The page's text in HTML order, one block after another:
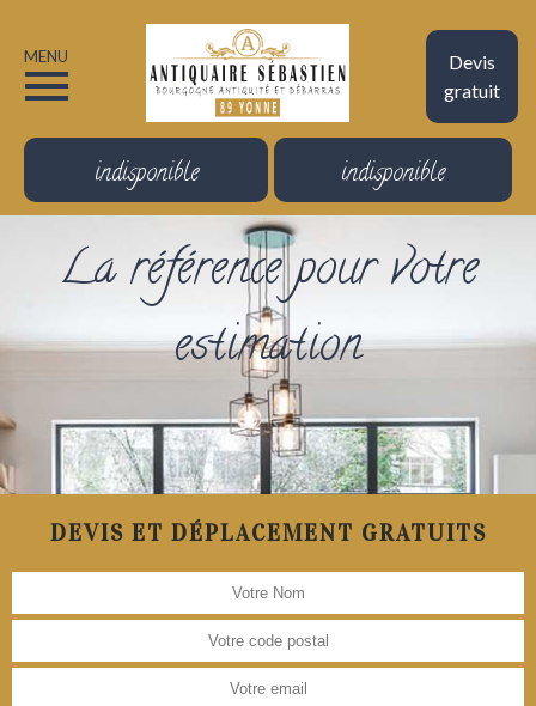
Devis
gratuit
MENU
indisponible indisponible
La référence pour votre
estimation
DEVIS ET DÉPLACEMENT GRATUITS